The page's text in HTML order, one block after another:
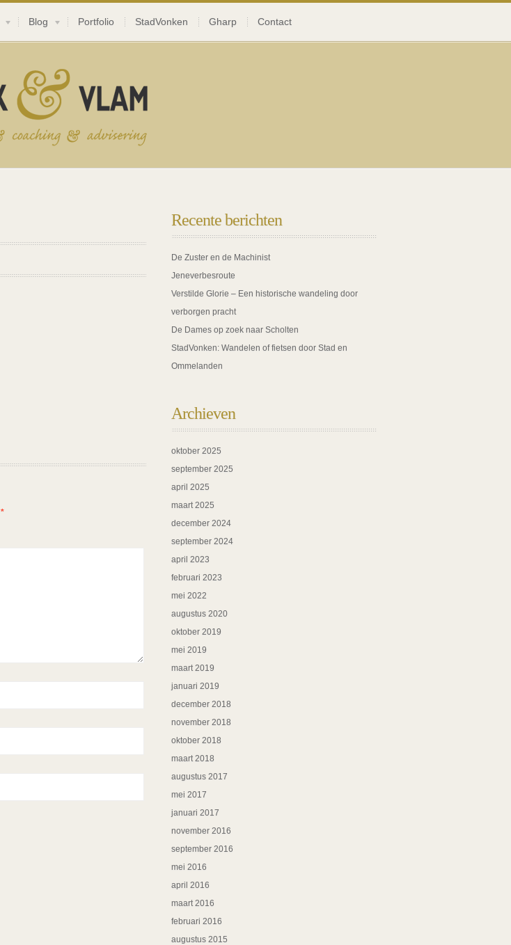
Blog Portfolio StadVonken Gharp Contact
*
Recente berichten
De Zuster en de Machinist
Jeneverbesroute
Verstilde Glorie – Een historische wandeling door
verborgen pracht
De Dames op zoek naar Scholten
StadVonken: Wandelen of fietsen door Stad en
Ommelanden
Archieven
oktober 2025
september 2025
april 2025
maart 2025
december 2024
september 2024
april 2023
februari 2023
mei 2022
augustus 2020
oktober 2019
mei 2019
maart 2019
januari 2019
december 2018
november 2018
oktober 2018
maart 2018
augustus 2017
mei 2017
januari 2017
november 2016
september 2016
mei 2016
april 2016
maart 2016
februari 2016
augustus 2015